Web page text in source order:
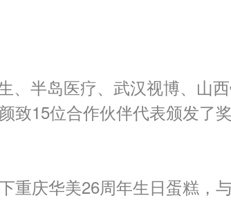
、半岛医疗、武汉视博、山
致15位合作伙伴代表颁发了
重庆华美26周年生日蛋糕，